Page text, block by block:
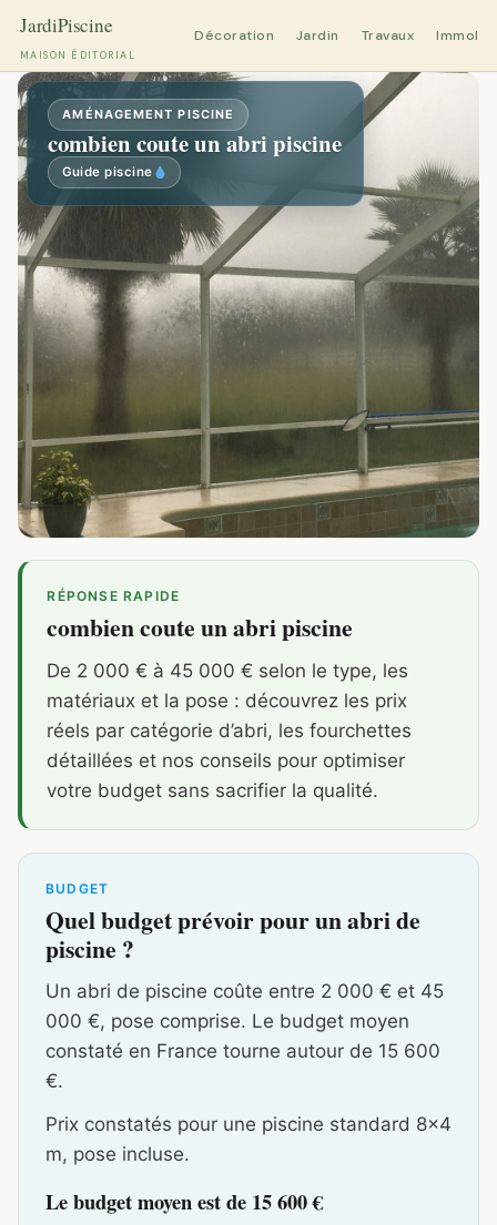
MAISON ÉDITORIAL
Décoration Jardin Travaux
Aller
au
contenu
AMÉNAGEMENT PISCINE
combien coute un abri piscine
Guide piscine
RÉPONSE RAPIDE
combien coute un abri piscine
De 2 000 € à 45 000 € selon le type, les
matériaux et la pose : découvrez les prix
réels par catégorie d’abri, les fourchettes
détaillées et nos conseils pour optimiser
votre budget sans sacrifier la qualité.
BUDGET
Quel budget prévoir pour un abri de
piscine ?
Un abri de piscine coûte entre 2 000 € et 45
000 €, pose comprise. Le budget moyen
constaté en France tourne autour de 15 600
€.
Prix constatés pour une piscine standard 8×4
m, pose incluse.
Le budget moyen est de 15 600 €